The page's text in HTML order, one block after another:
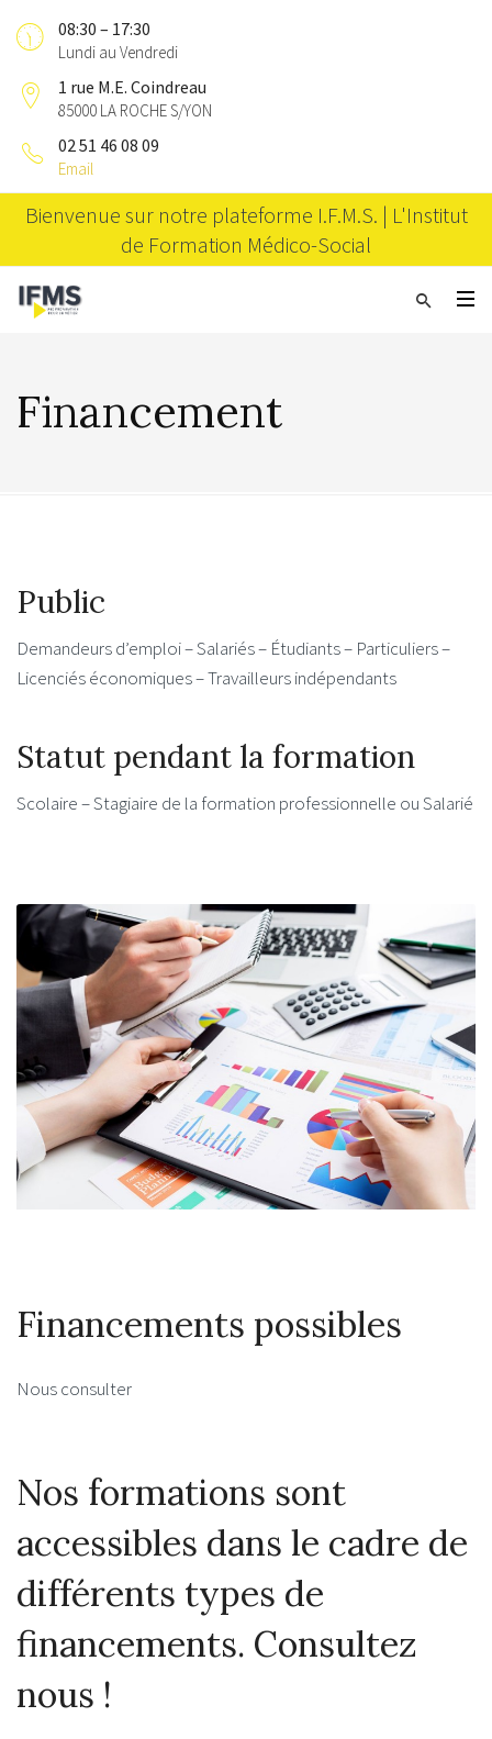
08:30 – 17:30
Lundi au Vendredi
1 rue M.E. Coindreau
85000 LA ROCHE S/YON
02 51 46 08 09
Email
Bienvenue sur notre plateforme I.F.M.S. | L'Institut
de Formation Médico-Social
Financement
Public
Demandeurs d’emploi – Salariés – Étudiants – Particuliers –
Licenciés économiques – Travailleurs indépendants
Statut pendant la formation
Scolaire – Stagiaire de la formation professionnelle ou Salarié
Financements possibles
Nous consulter
Nos formations sont
accessibles dans le cadre de
différents types de
financements. Consultez
nous !